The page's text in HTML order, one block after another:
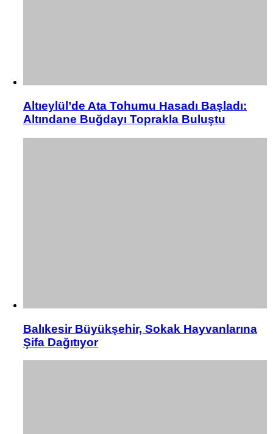
Altıeylül’de Ata Tohumu Hasadı Başladı:
Altındane Buğdayı Toprakla Buluştu
Balıkesir Büyükşehir, Sokak Hayvanlarına
Şifa Dağıtıyor